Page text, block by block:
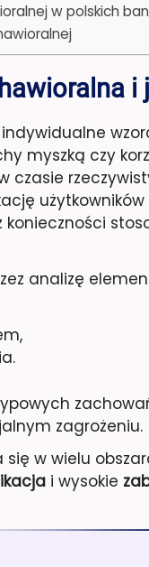
w polskich
i
myszką czy
czasie
konieczności
analizę
zagrożeniu.
w wielu
i wysokie